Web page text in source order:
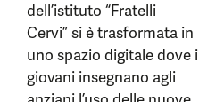
dell’istituto “Fratelli
Cervi” si è trasformata in
uno spazio digitale dove i
giovani insegnano agli